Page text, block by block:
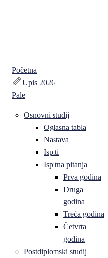
Početna
Upis 2026
Pale
Osnovni studij
Oglasna tabla
Nastava
Ispiti
Ispitna pitanja
Prva godina
Druga
godina
Treća godina
Četvrta
godina
Postdiplomski studij